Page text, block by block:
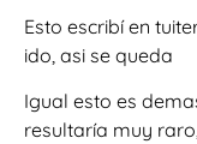
Esto escribí en
ido, asi se queda
Igual esto es
resultaría muy